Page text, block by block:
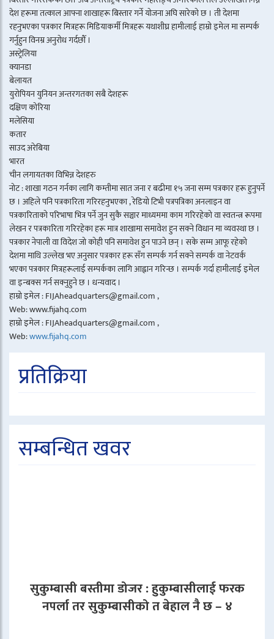
देश हरूमा तत्काल आफ्ना शाखाहरू बिस्तार गर्ने योजना अघि सारेको छ । ती देशमा
रहनुभएका पत्रकार मित्रहरू मिडियाकर्मी मित्रहरू यथाशीघ्र हामीलाई हाम्रो इमेल मा सम्पर्क
गर्नुहुन विनम्र अनुरोध गर्दछौँ ।
अस्ट्रेलिया
क्यानडा
बेलायत
युरोपियन युनियन अन्तरगतका सबै देशहरू
दक्षिण कोरिया
मलेसिया
कतार
साउद अरेबिया
भारत
चीन लगायतका विभिन्न देशहरु
नोट : शाखा गठन गर्नका लागि कम्तीमा सात जना र बढीमा १५ जना सम्म पत्रकार हरू हुनुपर्ने
छ । अहिले पनि पत्रकारिता गरिरहनुभएका , रेडियो टिभी पत्रपत्रिका अनलाइन वा
पत्रकारिताको परिभाषा भित्र पर्ने जुन सुकै सञ्चार माध्यममा काम गरिरहेको वा स्वतन्त्र रूपमा
लेखन र पत्रकारिता गरिरहेका हरू मात्र शाखामा समावेश हुन सक्ने विधान मा व्यवस्था छ ।
पत्रकार नेपाली वा विदेश जो कोही पनि समावेश हुन पाउने छन् । सके सम्म आफू रहेको
देशमा माथि उल्लेख भए अनुसार पत्रकार हरू सँग सम्पर्क गर्न सक्ने सम्पर्क वा नेटवर्क
भएका पत्रकार मित्रहरूलाई सम्पर्कका लागि आह्वान गरिन्छ । सम्पर्क गर्दा हामीलाई इमेल
वा इन्बक्स गर्न सक्नुहुने छ । धन्यवाद ।
हाम्रो इमेल : FIJAheadquarters@gmail.com ,
Web: www.fijahq.com
हाम्रो इमेल : FIJAheadquarters@gmail.com ,
Web:www.fijahq.com
प्रतिक्रिया
सम्बन्धित खवर
सुकुम्बासी बस्तीमा डोजर : हुकुम्बासीलाई फरक
नपर्ला तर सुकुम्बासीको त बेहाल नै छ – ४